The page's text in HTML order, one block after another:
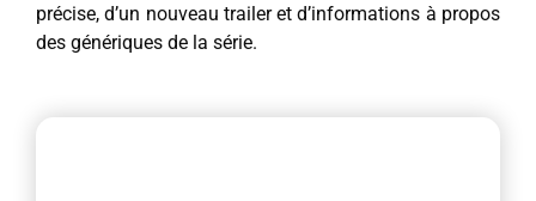
précise, d’un nouveau trailer et d’informations à propos
des génériques de la série.